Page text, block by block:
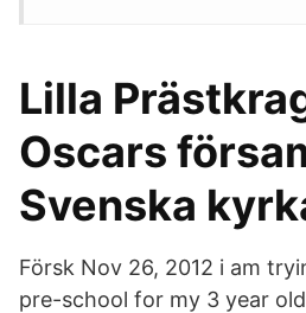
Lilla
Oscars
Svenska
Försk Nov 26, 2012 i am
pre-school for my 3 year